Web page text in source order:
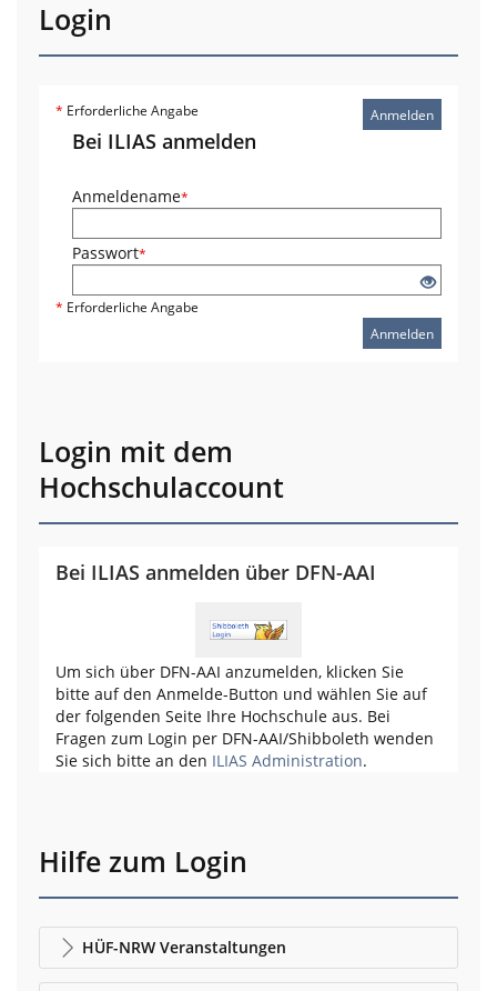
Login
Anmelden
* Erforderliche Angabe
Bei ILIAS anmelden
Anmeldename*
Passwort*
* Erforderliche Angabe
Anmelden
Login mit dem
Hochschulaccount
Bei ILIAS anmelden über DFN-AAI
Um sich über DFN-AAI anzumelden, klicken Sie
bitte auf den Anmelde-Button und wählen Sie auf
der folgenden Seite Ihre Hochschule aus. Bei
Fragen zum Login per DFN-AAI/Shibboleth wenden
Sie sich bitte an den ILIAS Administration.
Hilfe zum Login
HÜF-NRW Veranstaltungen